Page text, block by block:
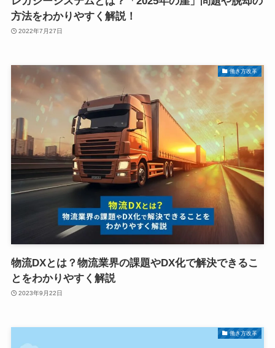
方法をわかりやすく解説！
2022年7月27日
働き方改革
物流DXとは？物流業界の課題やDX化で解決できるこ
とをわかりやすく解説
2023年9月22日
働き方改革